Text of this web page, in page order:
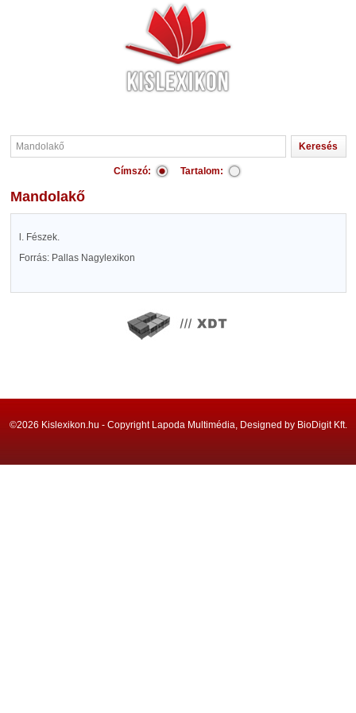
Címszó: Tartalom:
Mandolakő
l. Fészek.
Forrás: Pallas Nagylexikon
©2026 Kislexikon.hu - Copyright Lapoda Multimédia, Designed by BioDigit Kft.